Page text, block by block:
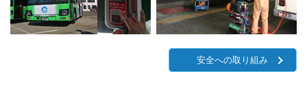
安全への取り組み